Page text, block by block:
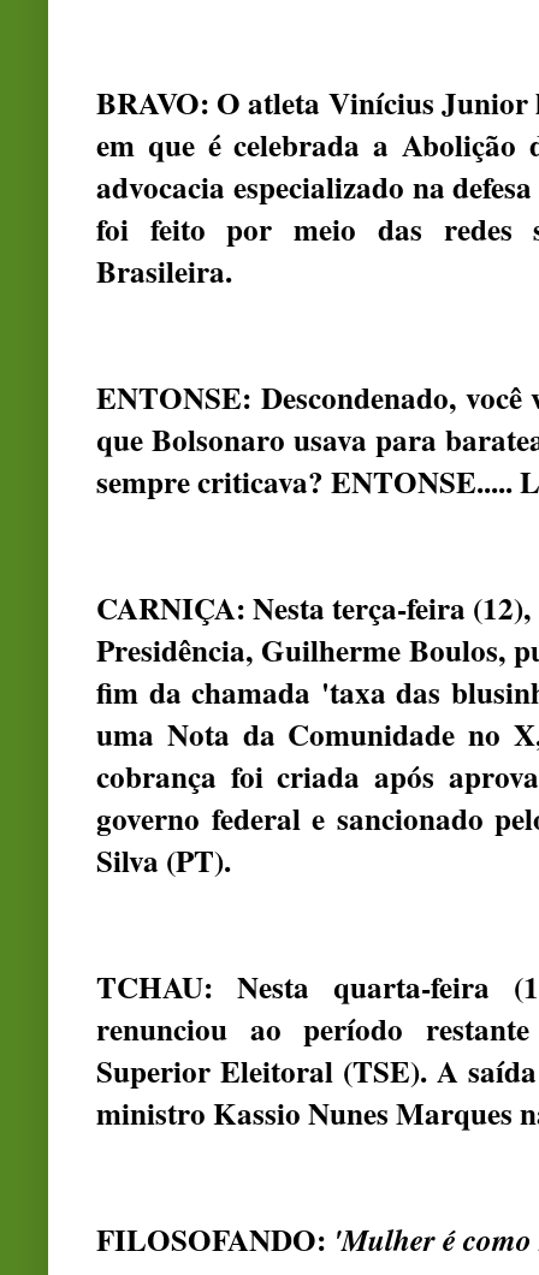
BRAVO: O atleta Vinícius Junior
em que é celebrada a
advocacia especializado na
foi feito por meio das redes
Brasileira.
ENTONSE: Descondenado,
que Bolsonaro usava para
sempre criticava? ENTONSE.....
CARNIÇA: Nesta terça-feira
Presidência, Guilherme Boulos,
fim da chamada 'taxa das
uma Nota da Comunidade no
cobrança foi criada após
governo federal e sancionado
Silva (PT).
TCHAU: Nesta quarta-feira
renunciou ao período
Superior Eleitoral (TSE). A
ministro Kassio Nunes Marques
FILOSOFANDO: 'Mulher é